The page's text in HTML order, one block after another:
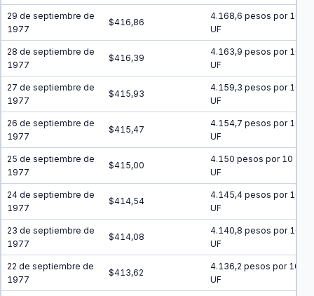
29 de septiembre de
1977
$416,86
4.168,6 pesos por 10
UF
28 de septiembre de
1977
$416,39
4.163,9 pesos por 10
UF
27 de septiembre de
1977
$415,93
4.159,3 pesos por 10
UF
26 de septiembre de
1977
$415,47
4.154,7 pesos por 10
UF
25 de septiembre de
1977
$415,00
4.150 pesos por 10
UF
24 de septiembre de
1977
$414,54
4.145,4 pesos por 10
UF
23 de septiembre de
1977
$414,08
4.140,8 pesos por 10
UF
22 de septiembre de
1977
$413,62
4.136,2 pesos por 10
UF